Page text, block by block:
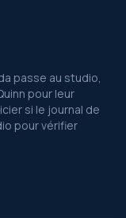
passe au studio,
pour leur
si le journal de
pour vérifier